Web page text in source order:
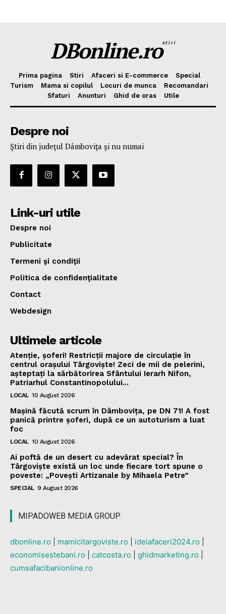
DBonline.rostiri
Prima pagina Stiri Afaceri si E-commerce
Special
Turism
Mama si copilul Locuri de munca
Recomandari
Sfaturi
Anunturi Ghid de oras Utile
Despre noi
Ştiri din judeţul Dâmboviţa şi nu numai
Link-uri utile
Despre noi
Publicitate
Termeni şi condiţii
Politica de confidenţialitate
Contact
Webdesign
Ultimele articole
Atenție, șoferi! Restricții majore de circulație în
centrul orașului Târgoviște! Zeci de mii de pelerini,
așteptați la sărbătorirea Sfântului Ierarh Nifon,
Patriarhul Constantinopolului...
LOCAL 10 August 2026
Mașină făcută scrum în Dâmbovița, pe DN 71! A fost
panică printre șoferi, după ce un autoturism a luat
foc
LOCAL 10 August 2026
Ai poftă de un desert cu adevărat special? În
Târgoviște există un loc unde fiecare tort spune o
poveste: „Povești Artizanale by Mihaela Petre”
SPECIAL 9 August 2026
MIPADOWEB MEDIA GROUP
dbonline.ro mamicitargoviste.ro ideiafaceri2024.ro
economisestebani.ro
catcosta.ro ghidmarketing.ro
cumsafacibanionline.ro